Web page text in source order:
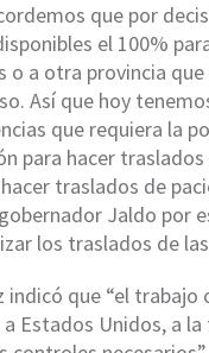
que por
el 100%
o a otra provincia
Así que hoy
que requiera la
para hacer
traslados de
Jaldo por
los traslados de
indicó que “el
Estados Unidos, a